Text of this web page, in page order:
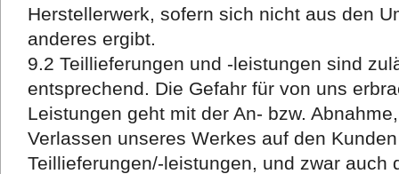
Herstellerwerk, sofern sich nicht aus den
anderes ergibt.
9.2 Teillieferungen und -leistungen sind
entsprechend. Die Gefahr für von uns
Leistungen geht mit der An- bzw.
Verlassen unseres Werkes auf den
Teillieferungen/-leistungen, und zwar auch